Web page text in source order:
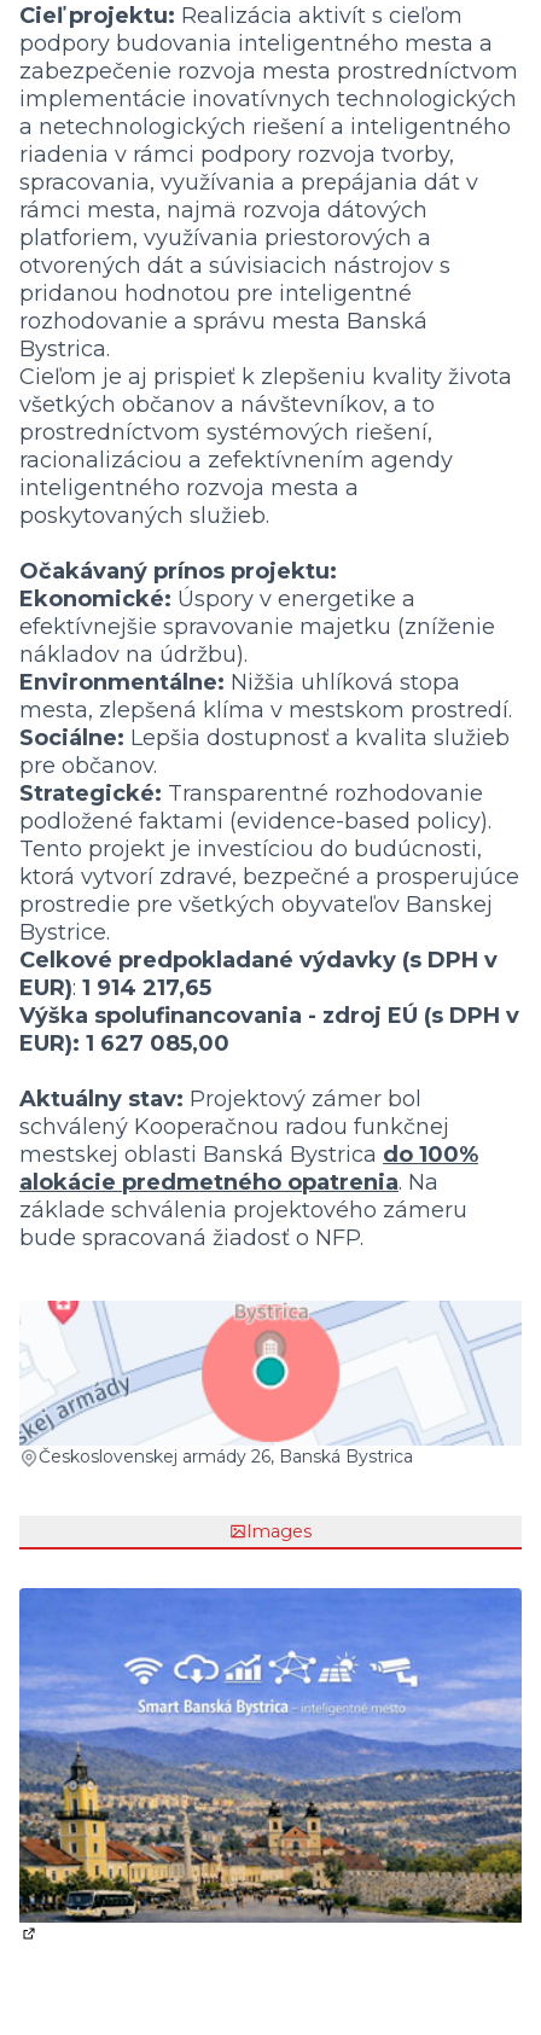
Cieľ projektu: Realizácia aktivít s cieľom
podpory budovania inteligentného mesta a
zabezpečenie rozvoja mesta prostredníctvom
implementácie inovatívnych technologických
a netechnologických riešení a inteligentného
riadenia v rámci podpory rozvoja tvorby,
spracovania, využívania a prepájania dát v
rámci mesta, najmä rozvoja dátových
platforiem, využívania priestorových a
otvorených dát a súvisiacich nástrojov s
pridanou hodnotou pre inteligentné
rozhodovanie a správu mesta Banská
Bystrica.
Cieľom je aj prispieť k zlepšeniu kvality života
všetkých občanov a návštevníkov, a to
prostredníctvom systémových riešení,
racionalizáciou a zefektívnením agendy
inteligentného rozvoja mesta a
poskytovaných služieb.
Očakávaný prínos projektu:
Ekonomické: Úspory v energetike a
efektívnejšie spravovanie majetku (zníženie
nákladov na údržbu).
Environmentálne: Nižšia uhlíková stopa
mesta, zlepšená klíma v mestskom prostredí.
Sociálne: Lepšia dostupnosť a kvalita služieb
pre občanov.
Strategické: Transparentné rozhodovanie
podložené faktami (evidence-based policy).
Tento projekt je investíciou do budúcnosti,
ktorá vytvorí zdravé, bezpečné a prosperujúce
prostredie pre všetkých obyvateľov Banskej
Bystrice.
Celkové predpokladané výdavky (s DPH v
EUR): 1 914 217,65
Výška spolufinancovania - zdroj EÚ (s DPH v
EUR): 1 627 085,00
Aktuálny stav: Projektový zámer bol
schválený Kooperačnou radou funkčnej
mestskej oblasti Banská Bystrica do 100%
alokácie predmetného opatrenia. Na
základe schválenia projektového zámeru
bude spracovaná žiadosť o NFP.
Československej armády 26, Banská Bystrica
(External link)
Images